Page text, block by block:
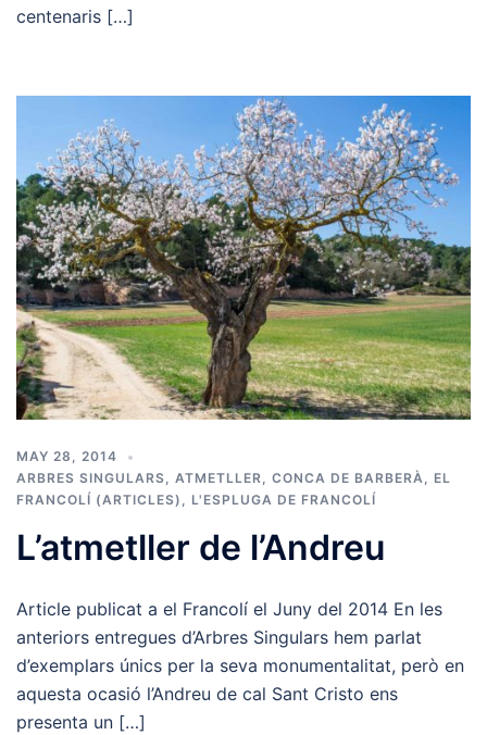
centenaris […]
MAY 28, 2014
ARBRES SINGULARS, ATMETLLER, CONCA DE BARBERÀ, EL
FRANCOLÍ (ARTICLES) , L'ESPLUGA DE FRANCOLÍ
L’atmetller de l’Andreu
Article publicat a el Francolí el Juny del 2014 En les
anteriors entregues d’Arbres Singulars hem parlat
d’exemplars únics per la seva monumentalitat, però en
aquesta ocasió l’Andreu de cal Sant Cristo ens
presenta un […]